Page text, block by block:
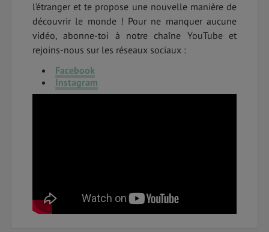
l’étranger et te propose une nouvelle manière de
découvrir le monde ! Pour ne manquer aucune
vidéo, abonne-toi à notre chaîne YouTube et
rejoins-nous sur les réseaux sociaux :
Facebook
Instagram